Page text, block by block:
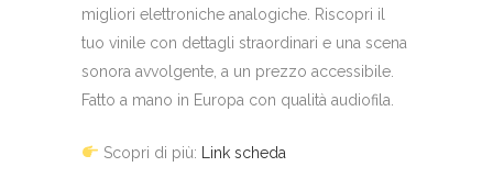
migliori elettroniche analogiche. Riscopri il
tuo vinile con dettagli straordinari e una scena
sonora avvolgente, a un prezzo accessibile.
Fatto a mano in Europa con qualità audiofila.
Scopri di più: Link scheda